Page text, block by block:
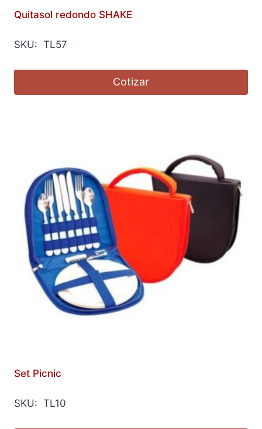
Quitasol redondo SHAKE
SKU: TL57
Cotizar
Set Picnic
SKU: TL10